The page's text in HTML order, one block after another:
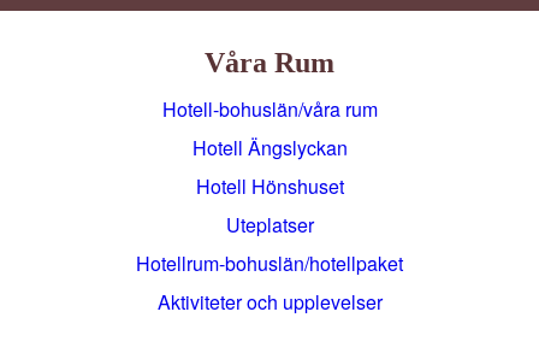
Våra Rum
Hotell-bohuslän/våra rum
Hotell Ängslyckan
Hotell Hönshuset
Uteplatser
Hotellrum-bohuslän/hotellpaket
Aktiviteter och upplevelser